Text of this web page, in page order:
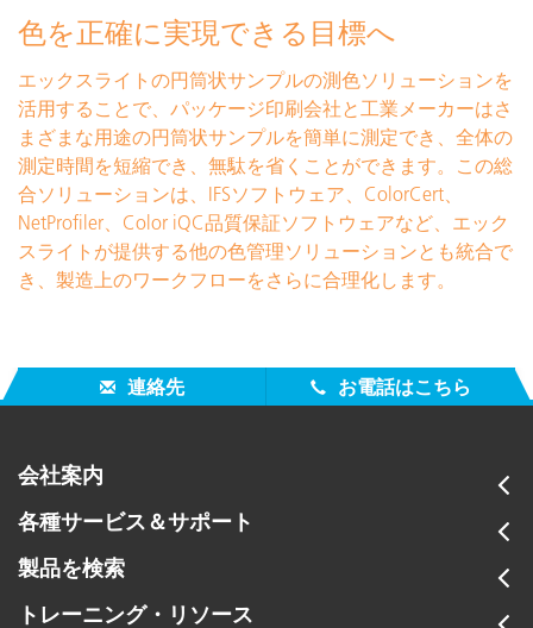
色を正確に実現できる目標へ
エックスライトの円筒状サンプルの測色ソリューションを
活用することで、パッケージ印刷会社と工業メーカーはさ
まざまな用途の円筒状サンプルを簡単に測定でき、全体の
測定時間を短縮でき、無駄を省くことができます。この総
合ソリューションは、IFSソフトウェア、ColorCert、
NetProfiler、Color iQC品質保証ソフトウェアなど、エック
スライトが提供する他の色管理ソリューションとも統合で
き、製造上のワークフローをさらに合理化します。
連絡先 お電話はこちら
会社案内
各種サービス＆サポート
製品を検索
トレーニング・リソース